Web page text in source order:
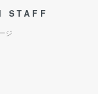
STAFF
ジ